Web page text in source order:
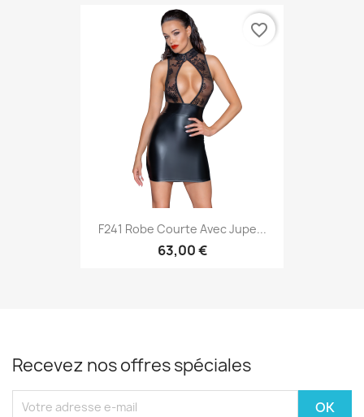
F241 Robe Courte Avec Jupe...
63,00 €
favorite_border
Recevez nos offres spéciales